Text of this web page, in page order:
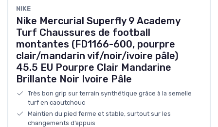
NIKE
Nike Mercurial Superfly 9 Academy
Turf Chaussures de football
montantes (FD1166-600, pourpre
clair/mandarin vif/noir/ivoire pâle)
45.5 EU Pourpre Clair Mandarine
Brillante Noir Ivoire Pâle
Très bon grip sur terrain synthétique grâce à la semelle
turf en caoutchouc
Maintien du pied ferme et stable, surtout sur les
changements d’appuis